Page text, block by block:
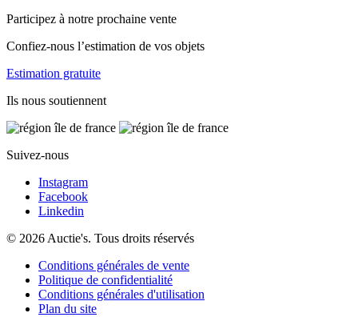
Participez à notre prochaine vente
Confiez-nous l’estimation de vos objets
Estimation gratuite
Ils nous soutiennent
Suivez-nous
Instagram
Facebook
Linkedin
© 2026 Auctie's. Tous droits réservés
Conditions générales de vente
Politique de confidentialité
Conditions générales d'utilisation
Plan du site